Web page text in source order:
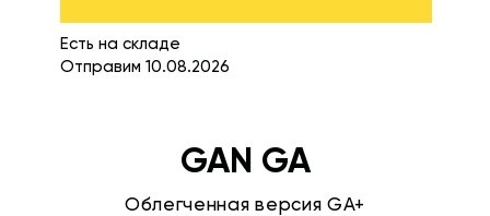
Есть на складе
Отправим 10.08.2026
GAN GA
Облегченная версия GA+